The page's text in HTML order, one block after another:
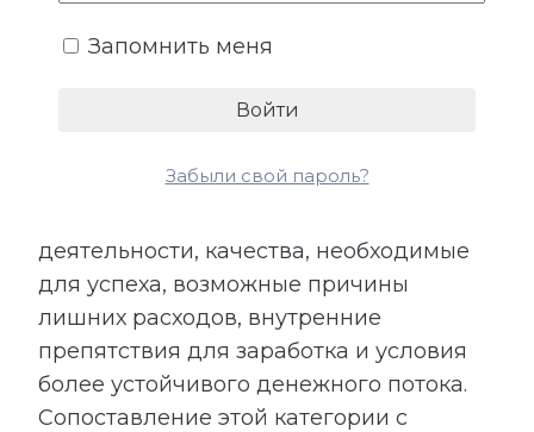
использовать открывающиеся
Расшифровка категории «Деньги»
деятельности, качества, необходимые
для успеха, возможные причины
лишних расходов, внутренние
препятствия для заработка и условия
более устойчивого денежного потока.
Сопоставление этой категории с
Запомнить меня
Забыли свой пароль?